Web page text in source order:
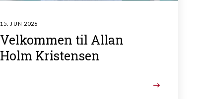
15. JUN 2026
Velkommen til Allan
Holm Kristensen